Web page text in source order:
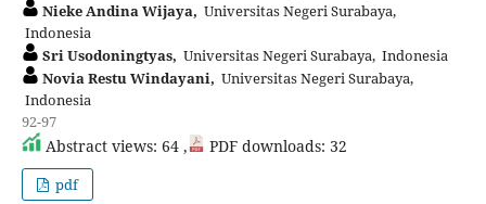
Nieke Andina Wijaya, Universitas Negeri Surabaya,
Indonesia
Sri Usodoningtyas, Universitas Negeri Surabaya, Indonesia
Novia Restu Windayani, Universitas Negeri Surabaya,
Indonesia
92-97
Abstract views: 64 , PDF downloads: 32
pdf